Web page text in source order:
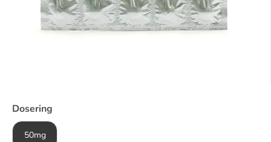
Dosering
50mg